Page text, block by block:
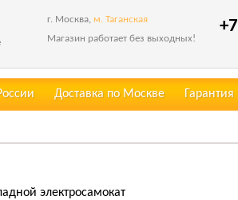
г. Москва, м. Таганская
Магазин работает без выходных!
+7
Доставка по Москве Гарантия
электросамокат